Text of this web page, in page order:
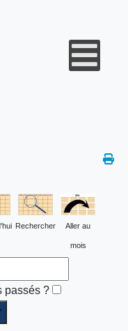
Rechercher Aller au
mois
passés ?